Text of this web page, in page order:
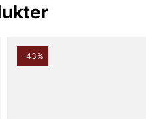
stel størrelse på 15 mm
og behagelig pasform, som
kantethed med klassiske
giver et selvstændigt indtryk,
-43%